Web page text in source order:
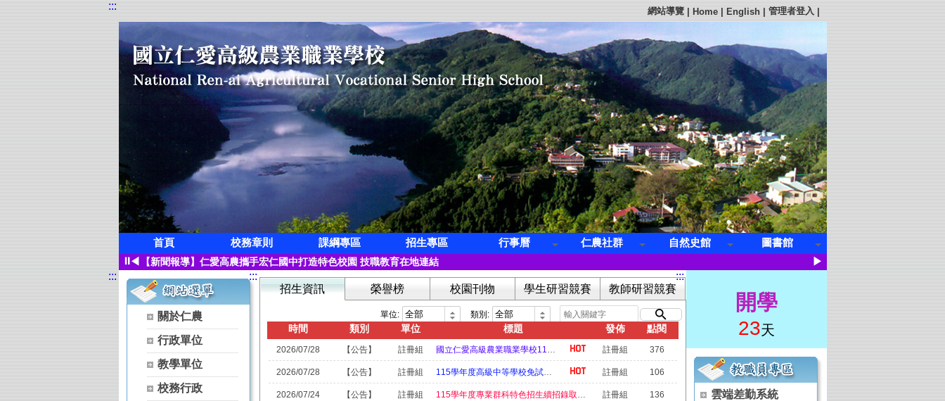
::: 網站導覽|Home|English|管理者登入|
首頁 校務章則 課綱專區 招生專區 行事曆 仁農社群 自然史館
圖書館
⏸◀
狂賀!本校觀光科應屆畢業生凌紫璇榮獲第三屆全國創意茶飲調製競賽學生組冠軍
【新聞報導】仁愛高農攜手宏仁國中打造特色校園 技職教育在地連結
【115學年度升學榜單】恭喜 空間測繪科 林寓桀【繁星】錄取 國立臺灣科技大學 營建工程系
【115學年度升學榜單】恭喜 觀光事業科 凌紫璇【繁星】錄取 國立高雄餐旅大學 旅運管理系
【115學年度升學榜單】恭喜 園藝科 蔡子怡【繁星】錄取 國立屏東科技大學 熱帶農業暨國際合作系
【115學年度升學榜單】恭喜 家政科 黃芊蓓【繁星】錄取 國立屏東科技大學 社會工作系
【115學年度升學榜單】恭喜 農場經營科 林彥丞【繁星】錄取 國立高雄科技大學 海洋生物技術系
【115學年度升學榜單】恭喜 空間測繪科 楊景翔【繁星】錄取 國立屏東科技大學 水土保持系
【115學年度升學榜單】恭喜 森林科 谷雋瑋【繁星】錄取 弘光科技大學 動物保健系
【115學年度升學榜單】恭喜 茶葉技術科 黃冠宇【繁星】錄取 宏國德霖科技大學 園藝系
▶
:::
關於仁農
行政單位
教學單位
校務行政
:::
招生資訊
榮譽榜 校園刊物 學生研習競賽 教師研習競賽
單位: 類別:
時間 類別 單位 標題 發佈 點閱
2026/07/28 【公告】 註冊組 國立仁愛高級農業職業學校115學年度實用技能學程續招簡章 註冊組 376
2026/07/28 【公告】 註冊組 115學年度高級中等學校免試入學續招報名簡章 註冊組 106
2026/07/24 【公告】 註冊組 115學年度專業群科特色招生續招錄取公告 註冊組 136
:::
開學
23天
雲端差勤系統